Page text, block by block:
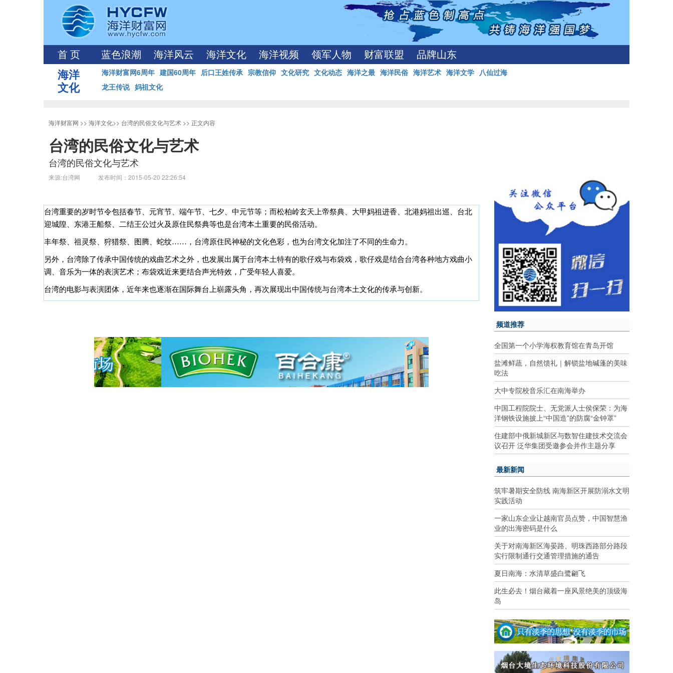
首 页 蓝色浪潮 海洋风云 海洋文化 海洋视频 领军人物 财富联盟 品牌山东
海洋
文化
海洋财富网6周年 建国60周年 后口王姓传承 宗教信仰 文化研究 文化动态 海洋之最 海洋民俗 海洋艺术 海洋文学 八仙过海
龙王传说 妈祖文化
海洋财富网 >> 海洋文化>> 台湾的民俗文化与艺术 >> 正文内容
台湾的民俗文化与艺术
台湾的民俗文化与艺术
来源:台湾网 发布时间：2015-05-20 22:26:54
台湾重要的岁时节令包括春节、元宵节、端午节、七夕、中元节等；而松柏岭玄天上帝祭典、大甲妈祖进香、北港妈祖出巡、台北
迎城隍、东港王船祭、二结王公过火及原住民祭典等也是台湾本土重要的民俗活动。
丰年祭、祖灵祭、狩猎祭、图腾、蛇纹……，台湾原住民神秘的文化色彩，也为台湾文化加注了不同的生命力。
另外，台湾除了传承中国传统的戏曲艺术之外，也发展出属于台湾本土特有的歌仔戏与布袋戏，歌仔戏是结合台湾各种地方戏曲小
调、音乐为一体的表演艺术；布袋戏近来更结合声光特效，广受年轻人喜爱。
台湾的电影与表演团体，近年来也逐渐在国际舞台上崭露头角，再次展现出中国传统与台湾本土文化的传承与创新。
频道推荐
全国第一个小学海权教育馆在青岛开馆
盐滩鲜蔬，自然馈礼｜解锁盐地碱蓬的美味
吃法
大中专院校音乐汇在南海举办
中国工程院院士、无党派人士侯保荣：为海
洋钢铁设施披上“中国造”的防腐“金钟罩”
住建部中俄新城新区与数智住建技术交流会
议召开 泛华集团受邀参会并作主题分享
最新新闻
筑牢暑期安全防线 南海新区开展防溺水文明
实践活动
一家山东企业让越南官员点赞，中国智慧渔
业的出海密码是什么
关于对南海新区海晏路、明珠西路部分路段
实行限制通行交通管理措施的通告
夏日南海：水清草盛白鹭翩飞
此生必去！烟台藏着一座风景绝美的顶级海
岛